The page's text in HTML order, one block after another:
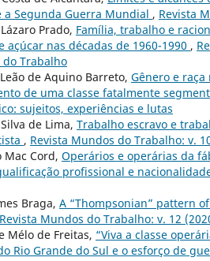
Segunda Guerra Mundial , Revista
Prado, Família, trabalho e
açúcar nas décadas de 1960-1990 ,
do Trabalho
de Aquino Barreto, Gênero e
de uma classe fatalmente
sujeitos, experiências e lutas
de Lima, Trabalho escravo e
, Revista Mundos do Trabalho: v.
Mac Cord, Operários e operárias da
profissional e
Braga, A “Thompsonian” pattern
Revista Mundos do Trabalho: v. 12
Mélo de Freitas, “Viva a classe
Rio Grande do Sul e o esforço de